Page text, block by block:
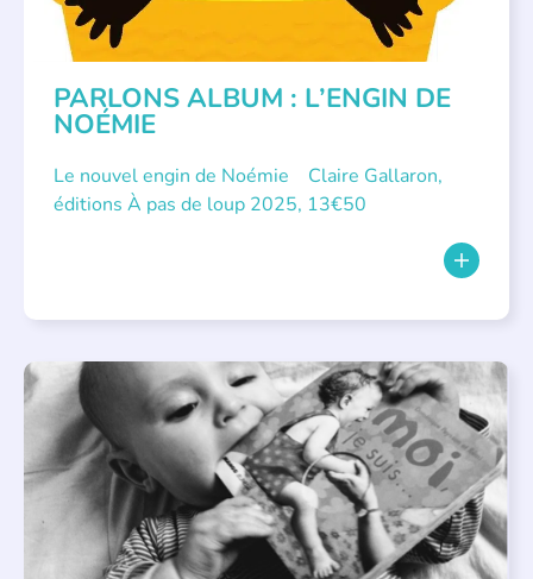
PARLONS ALBUM : L’ENGIN DE
NOÉMIE
Le nouvel engin de Noémie Claire Gallaron,
éditions À pas de loup 2025, 13€50
APPEL À SOUTIEN